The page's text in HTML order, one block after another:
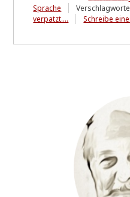
Sprache
verpatzt....
Schreibe